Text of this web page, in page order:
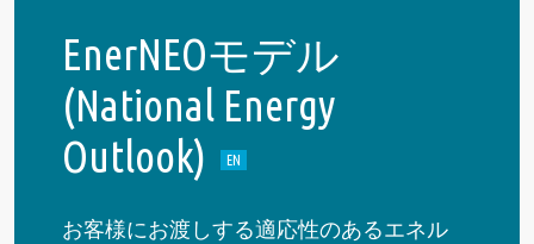
EnerNEOモデル
(National Energy
Outlook)
お客様にお渡しする適応性のあるエネル